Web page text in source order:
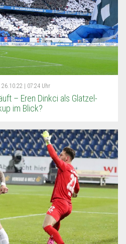
26.10.22 | 07:24 Uhr
– Eren Dinkci als Glatzel-
im Blick?